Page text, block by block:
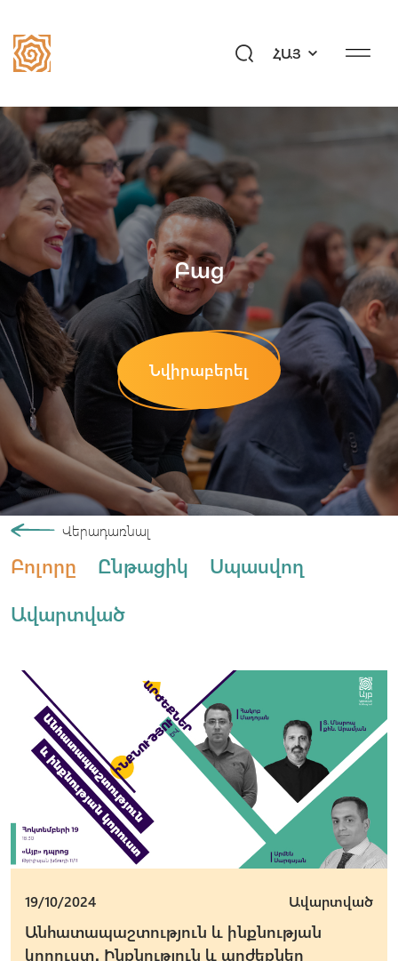
ՀԱՅ
Մեր պատմությունը
Համայնք
Ծրագրեր
Միջոցառումներ
Մեդիահանգույց
Հարցեր «Այբ»–ին
Նվիրի՛ր ապագա
Բաց
Նվիրաբերել
Վերադառնալ
Բոլորը Ընթացիկ
Սպասվող
Ավարտված
19/10/2024 Ավարտված
Անհատապաշտություն և ինքնության
կորուստ․ Ինքնություն և արժեքներ